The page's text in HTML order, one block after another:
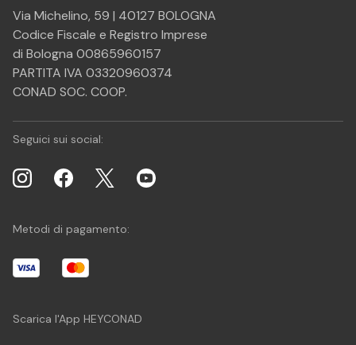
Via Michelino, 59 | 40127 BOLOGNA
Codice Fiscale e Registro Imprese
di Bologna 00865960157
PARTITA IVA 03320960374
CONAD SOC. COOP.
Seguici sui social:
Metodi di pagamento:
Scarica l'App HEYCONAD